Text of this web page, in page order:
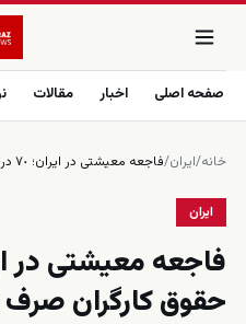
صفحه اصلی اخبار مقالات
خانه/ایران/فاجعه معيشتى در ايران؛ ٧٠ درصد حقوق كارگران صرف غذا مى شود
ایران
حقوق كارگران